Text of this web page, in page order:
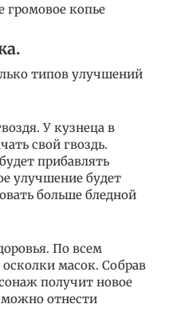
громовое копье
типов улучшений
У кузнеца в
свой гвоздь.
прибавлять
улучшение будет
больше бледной
По всем
масок. Собрав
получит новое
отнести